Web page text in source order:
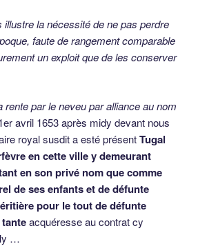
illustre la nécessité de ne pas perdre
faute de rangement comparable
un exploit que de les conserver
par le neveu par alliance au nom
avril 1653 après midy devant nous
royal susdit a esté présentTugal
en cette ville y demeurant
en son privé nom que comme
de ses enfants et de défunte
pour le tout de défunte
acquéresse au contrat cy
…